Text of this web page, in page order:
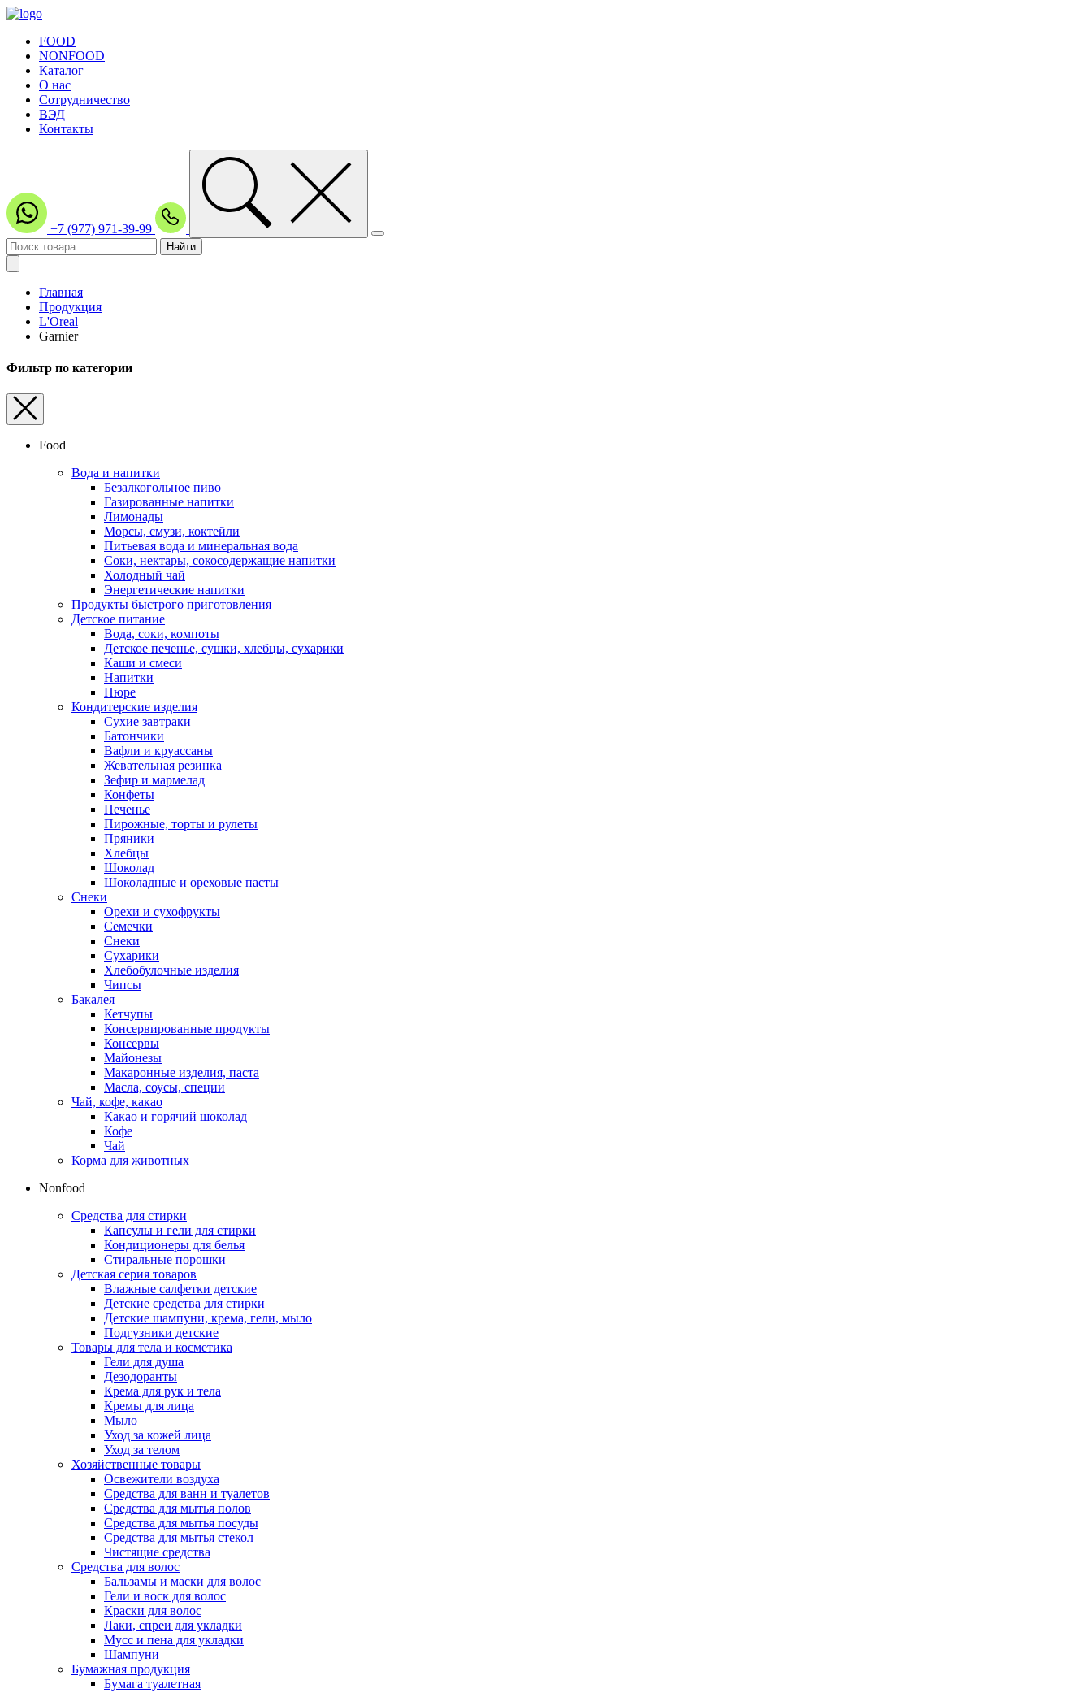
FOOD
NONFOOD
Каталог
О нас
Сотрудничество
ВЭД
Контакты
+7 (977) 971-39-99
Главная
Продукция
L'Oreal
Garnier
Фильтр по категории
Food
Вода и напитки
Безалкогольное пиво
Газированные напитки
Лимонады
Морсы, смузи, коктейли
Питьевая вода и минеральная вода
Соки, нектары, cокосодержащие напитки
Холодный чай
Энергетические напитки
Продукты быстрого приготовления
Детское питание
Вода, соки, компоты
Детское печенье, сушки, хлебцы, сухарики
Каши и смеси
Напитки
Пюре
Кондитерские изделия
Cухие завтраки
Батончики
Вафли и круассаны
Жевательная резинка
Зефир и мармелад
Конфеты
Печенье
Пирожные, торты и рулеты
Пряники
Хлебцы
Шоколад
Шоколадные и ореховые пасты
Снеки
Орехи и сухофрукты
Семечки
Снеки
Сухарики
Хлебобулочные изделия
Чипсы
Бакалея
Кетчупы
Консервированные продукты
Консервы
Майонезы
Макаронные изделия, паста
Масла, соусы, специи
Чай, кофе, какао
Какао и горячий шоколад
Кофе
Чай
Корма для животных
Nonfood
Средства для стирки
Капсулы и гели для стирки
Кондиционеры для белья
Стиральные порошки
Детская серия товаров
Влажные салфетки детские
Детские средства для стирки
Детские шампуни, крема, гели, мыло
Подгузники детские
Товары для тела и косметика
Гели для душа
Дезодоранты
Крема для рук и тела
Кремы для лица
Мыло
Уход за кожей лица
Уход за телом
Хозяйственные товары
Освежители воздуха
Средства для ванн и туалетов
Средства для мытья полов
Средства для мытья посуды
Средства для мытья стекол
Чистящие средства
Средства для волос
Бальзамы и маски для волос
Гели и воск для волос
Краски для волос
Лаки, спреи для укладки
Мусс и пена для укладки
Шампуни
Бумажная продукция
Бумага туалетная